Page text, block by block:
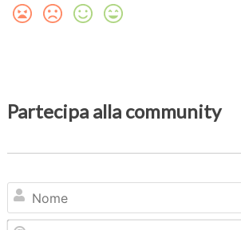
Partecipa alla community